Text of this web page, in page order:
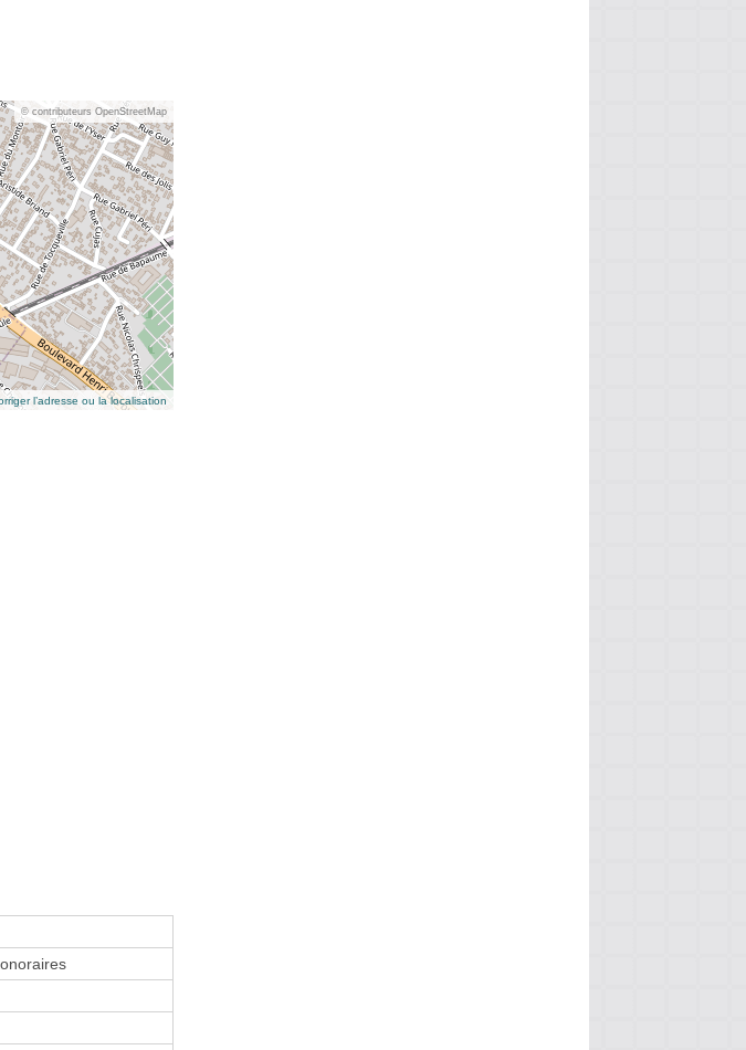
© contributeurs OpenStreetMap
l’adresse ou la localisation